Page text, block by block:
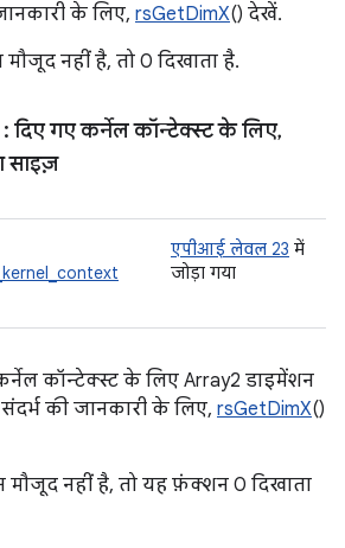
के लिए, rsGetDimX() देखें.
नहीं है, तो 0 दिखाता है.
: दिए गए कर्नेल कॉन्टेक्स्ट के लिए,
साइज़
एपीआई लेवल 23 में
जोड़ा गया
कॉन्टेक्स्ट के लिए Array2 डाइमेंशन
की जानकारी के लिए, rsGetDimX()
मौजूद नहीं है, तो यह फ़ंक्शन 0 दिखाता